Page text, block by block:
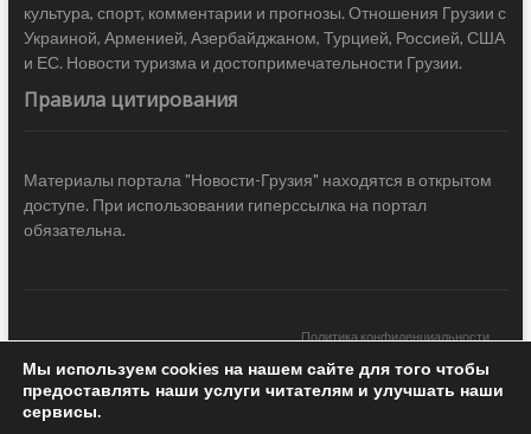
культура, спорт, комментарии и прогнозы. Отношения Грузии с
Украиной, Арменией, Азербайджаном, Турцией, Россией, США
и ЕС. Новости туризма и достопримечательности Грузии.
Правила цитирования
Материалы портала "Новости-Грузия" находятся в открытом
доступе. При использовании гиперссылка на портал
обязательна.
Политика конфиденциальности
Новости Грузии| Black Sea Press LTD © 2020 All Rights Reserved /
Design & development —
Мы используем cookies на нашем сайте для того чтобы
предоставлять наши услуги читателям и улучшать наши
сервисы.